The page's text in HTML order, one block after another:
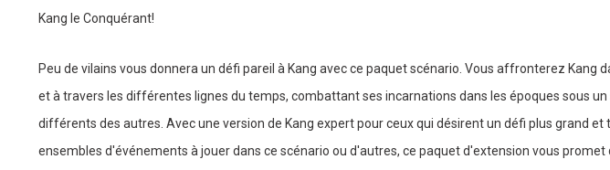
Kang le Conquérant!
Peu de vilains vous donnera un défi pareil à Kang avec ce paquet scénario. Vous affronterez Kang
et à travers les différentes lignes du temps, combattant ses incarnations dans les époques sous un
différents des autres. Avec une version de Kang expert pour ceux qui désirent un défi plus grand et
ensembles d'événements à jouer dans ce scénario ou d'autres, ce paquet d'extension vous promet